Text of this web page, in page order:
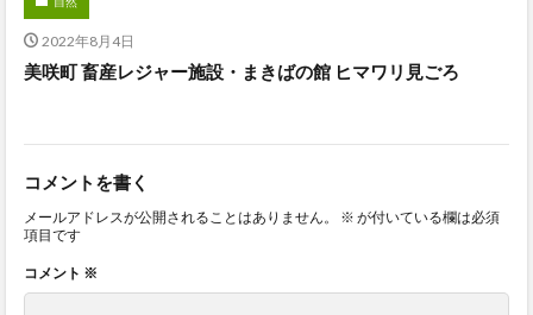
2022年8月4日
美咲町 畜産レジャー施設・まきばの館 ヒマワリ見ごろ
コメントを書く
メールアドレスが公開されることはありません。 ※ が付いている欄は必須
項目です
コメント ※